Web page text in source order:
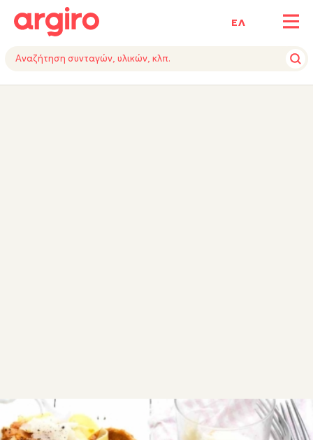
ΕΛ
ΥΛΙΚΑΕΚΤΕΛΕΣΗΕΞΟΠΛΙΣΜΟΣ
ΣΥΝΤΑΓΕΣ ΑΛΜΥΡΑ ΚΟΤΟΠΟΥΛΟ